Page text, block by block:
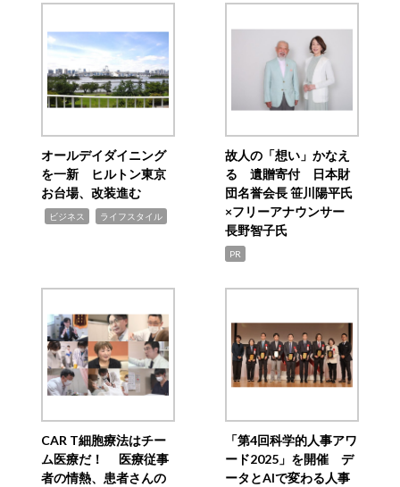
オールデイダイニング
を一新 ヒルトン東京
お台場、改装進む
ビジネス ライフスタイル
故人の「想い」かなえ
る 遺贈寄付 日本財
団名誉会長 笹川陽平氏
×フリーアナウンサー
長野智子氏
PR
CAR T細胞療法はチー
ム医療だ！ 医療従事
者の情熱、患者さんの
「第4回科学的人事アワ
ード2025」を開催 デ
ータとAIで変わる人事